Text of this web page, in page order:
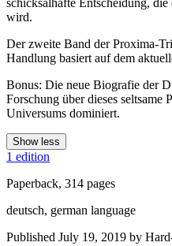
wird.
Der zweite Band der Proxima-
Handlung basiert auf dem
Bonus: Die neue Biografie der
Forschung über dieses seltsame
Universums dominiert.
Show less
1 edition
Paperback, 314 pages
deutsch, german language
Published July 19, 2019 by